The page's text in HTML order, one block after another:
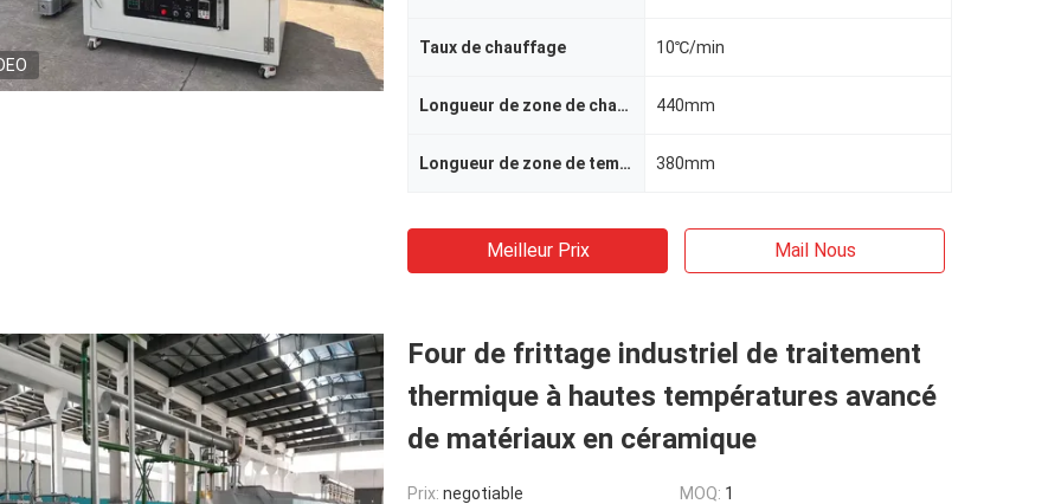
Taux de chauffage 10℃/min
Longueur de zone de chauffage 440mm
Longueur de zone de température constante 380mm
Meilleur Prix Mail Nous
Four de frittage industriel de traitement
thermique à hautes températures avancé
de matériaux en céramique
Prix: negotiable MOQ: 1